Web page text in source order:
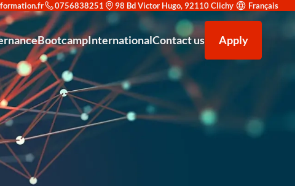
0756838251 98 Bd Victor Hugo, 92110 Clichy Français
Découvrir Redsup
Intégrer Redsup
: une double reconnaissance prestigieuse
News
en cybersécurité : trouvez le parcours adapté à votre objectif
Bac+2 Technicien supérieur système et réseau
Bac+3 Administrateur d’infrastructures sécurisées
Expert IT en Cybersécurité et Haute Disponibilité Niveau 7 CEC
– Spécialisé en Conception et Déploiement de Solutions IA - Niveau 7
Accompagnement à la recherche d'alternance
Our partners
Types de contrats
Bootcamp
F5 AWAF (Application Web Application Firewall)
Microsoft Office 365
F5 LTM (Local Traffic Manager)
International
Venir étudier à Redsup
Contact us Apply